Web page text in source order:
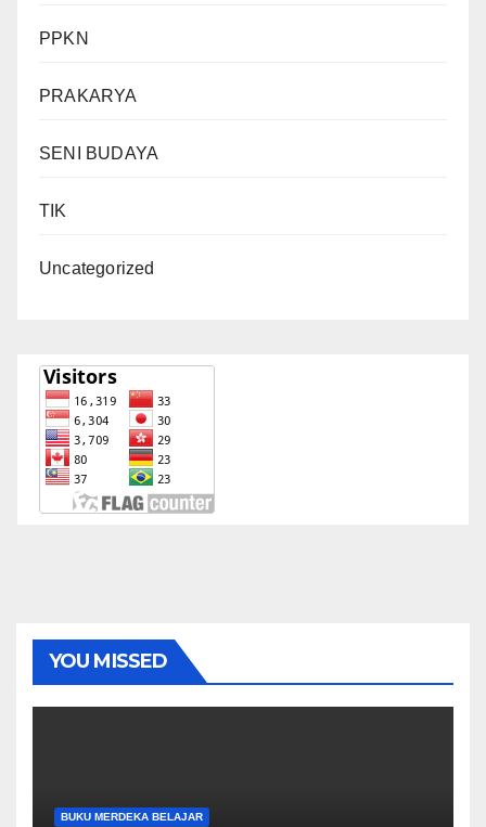
PPKN
PRAKARYA
SENI BUDAYA
TIK
Uncategorized
YOU MISSED
BUKU MERDEKA BELAJAR